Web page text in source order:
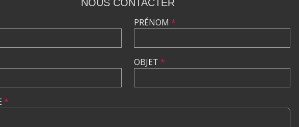
NOUS CONTACTER
PRÉNOM *
OBJET *
*